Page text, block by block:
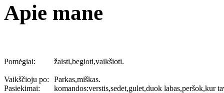
Apie mane
Pomėgiai: žaisti,begioti,vaikšioti.
Vaikščioju po:
Parkas,miškas.
Pasiekimai:
komandos:verstis,sedet,gulet,duok labas,peršok,kur